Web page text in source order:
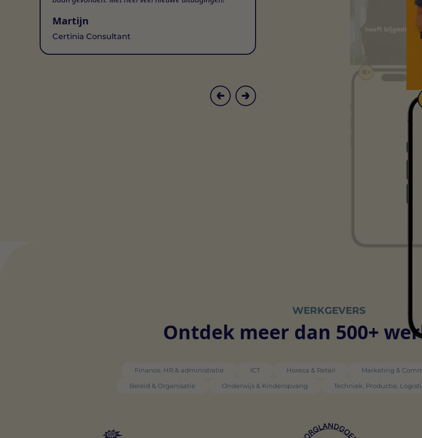
Martijn
Certinia Consultant
WERKGEVERS
Ontdek meer dan 500+
Finance, HR & administratie ICT Horeca & Retail Marketing &
Beleid & Organisatie
Onderwijs & Kinderopvang Techniek, Productie,